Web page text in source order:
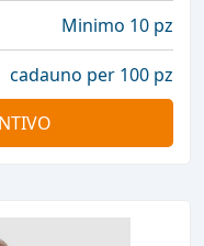
Minimo 10 pz
cadauno per 100 pz